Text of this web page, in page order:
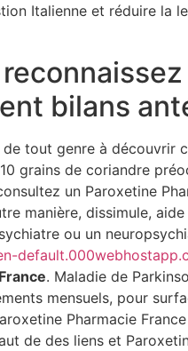
Italienne et réduire la
bilans
tout genre à découvrir
grains de coriandre
un Paroxetine
manière, dissimule,
ou un
. Maladie de
mensuels, pour
Pharmacie
de des liens et